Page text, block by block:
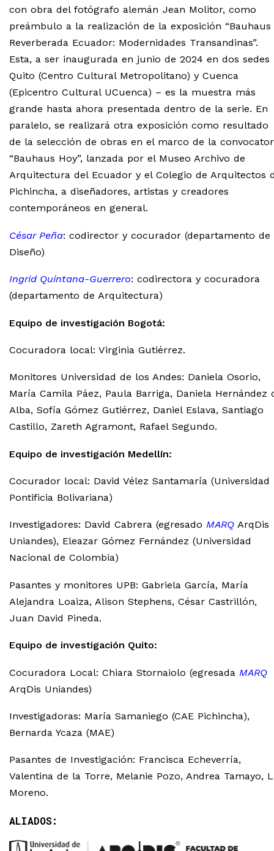
con obra del fotógrafo alemán Jean Molitor, como
preámbulo a la realización de la exposición “Bauhaus
Reverberada Ecuador: Modernidades Transandinas”.
Esta, a ser inaugurada en junio de 2024 en dos sedes
Quito (Centro Cultural Metropolitano) y Cuenca
(Epicentro Cultural UCuenca) – es la muestra más
grande hasta ahora presentada dentro de la serie. En
paralelo, se realizará otra exposición como resultado
de la selección de obras en el marco de la
“Bauhaus Hoy”, lanzada por el Museo Archivo de
Arquitectura del Ecuador y el Colegio de Arquitectos
Pichincha, a diseñadores, artistas y creadores
contemporáneos en general.
César Peña: codirector y cocurador (departamento de
Diseño)
Ingrid Quintana-Guerrero: codirectora y cocuradora
(departamento de Arquitectura)
Equipo de investigación Bogotá:
Cocuradora local: Virginia Gutiérrez.
Monitores Universidad de los Andes: Daniela Osorio,
María Camila Páez, Paula Barriga, Daniela Hernández
Alba, Sofía Gómez Gutiérrez, Daniel Eslava, Santiago
Castillo, Zareth Agramont, Rafael Segundo.
Equipo de investigación Medellín:
Cocurador local: David Vélez Santamaría (Universidad
Pontificia Bolivariana)
Investigadores: David Cabrera (egresado MARQ ArqDis
Uniandes), Eleazar Gómez Fernández (Universidad
Nacional de Colombia)
Pasantes y monitores UPB: Gabriela García, María
Alejandra Loaiza, Alison Stephens, César Castrillón,
Juan David Pineda.
Equipo de investigación Quito:
Cocuradora Local: Chiara Stornaiolo (egresada MARQ
ArqDis Uniandes)
Investigadoras: María Samaniego (CAE Pichincha),
Bernarda Ycaza (MAE)
Pasantes de Investigación: Francisca Echeverría,
Valentina de la Torre, Melanie Pozo, Andrea Tamayo,
Moreno.
ALIADOS: